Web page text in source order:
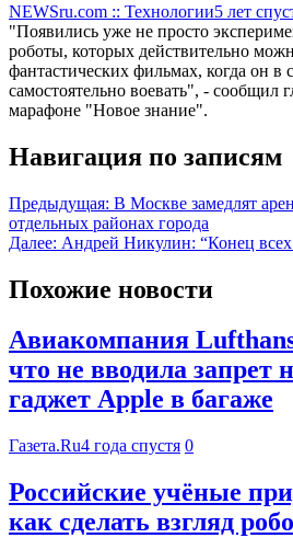
NEWSru.com :: Технологии5 лет
"Появились уже не просто
роботы, которых действительно
фантастических фильмах, когда он в
самостоятельно воевать", - сообщил
марафоне "Новое знание".
Навигация по записям
Предыдущая: В Москве замедлят
отдельных районах города
Далее: Андрей Никулин: “Конец
Похожие новости
Авиакомпания
что не вводила запрет
гаджет Apple в багаже
Газета.Ru4 года спустя 0
Российские учёные
как сделать взгляд